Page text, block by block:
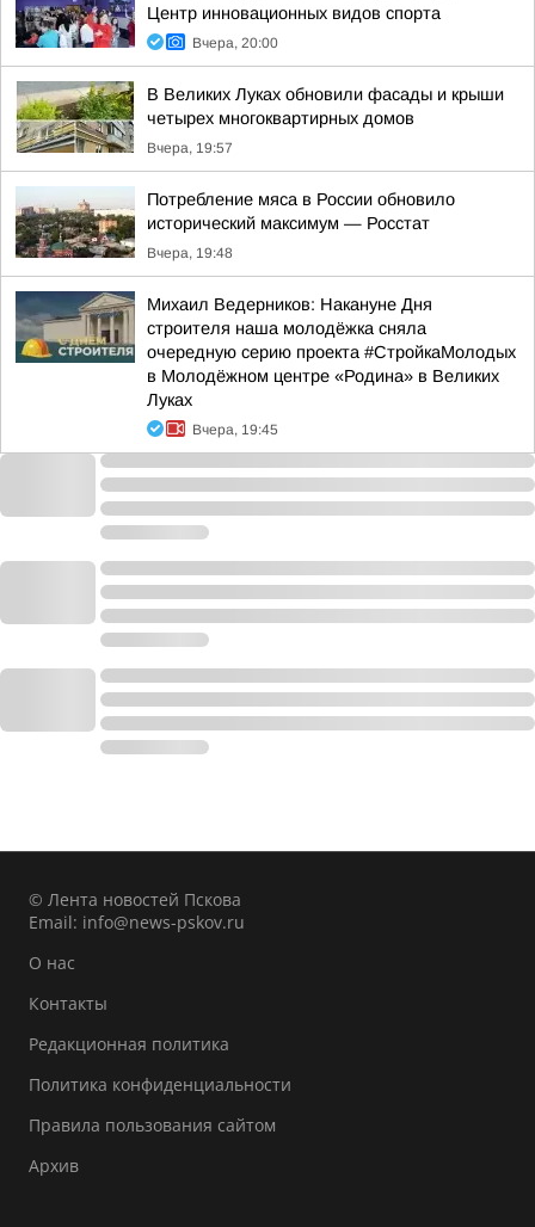
Центр инновационных видов спорта
Вчера, 20:00
В Великих Луках обновили фасады и крыши
четырех многоквартирных домов
Вчера, 19:57
Потребление мяса в России обновило
исторический максимум — Росстат
Вчера, 19:48
Михаил Ведерников: Накануне Дня
строителя наша молодёжка сняла
очередную серию проекта #СтройкаМолодых
в Молодёжном центре «Родина» в Великих
Луках
Вчера, 19:45
© Лента новостей Пскова
Email: info@news-pskov.ru
О нас
Контакты
Редакционная политика
Политика конфиденциальности
Правила пользования сайтом
Архив